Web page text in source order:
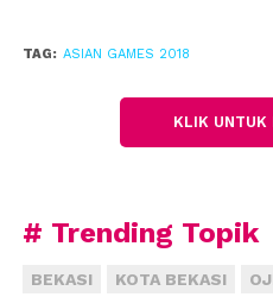
lebih dulu mengikuti
pertengahan Juli lalu.
rupanya lolos, dan bisa
“Syutingnya dua hari, 21-22
TAG: ASIAN GAMES 2018
KLIK UNTUK
# Trending Topik
BEKASI KOTA BEKASI